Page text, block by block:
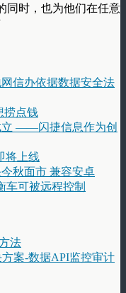
同时，也为他们在任意
信办依据数据安全法
捞点钱
立 ——闪捷信息作为创
将上线
秋面市 兼容安卓
车可被远程控制
法
案-数据API监控审计